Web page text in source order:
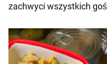
zachwyci wszystkich